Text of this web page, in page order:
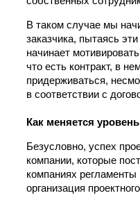
В таком случае мы
заказчика, пытаясь
начинает
что есть контракт, в
придерживаться,
в соответствии с
Как меняется
Безусловно, успех
компании, которые
компаниях
организация